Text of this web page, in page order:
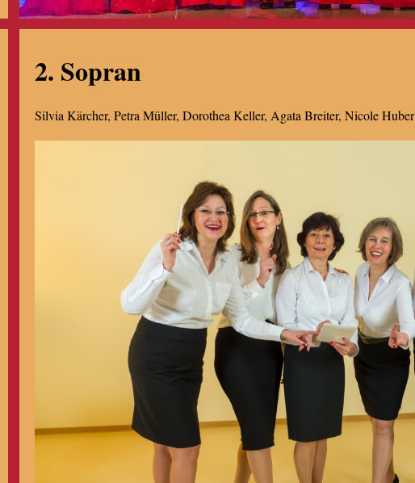
2. Sopran
Silvia Kärcher, Petra Müller, Dorothea Keller, Agata Breiter, Nicole Huber